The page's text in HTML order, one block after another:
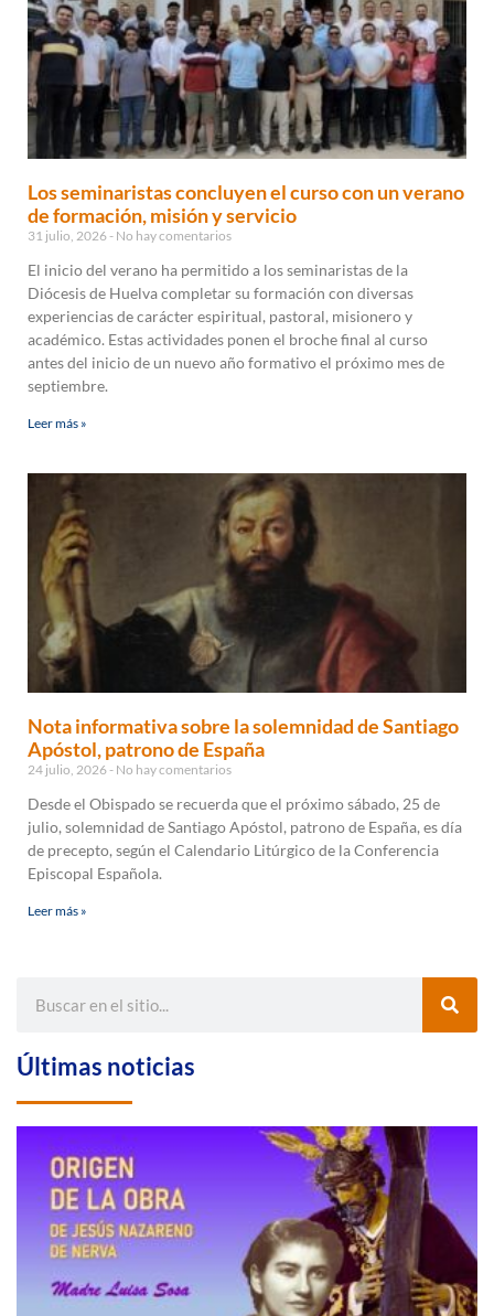
Los seminaristas concluyen el curso con un verano
de formación, misión y servicio
31 julio, 2026 No hay comentarios
El inicio del verano ha permitido a los seminaristas de la
Diócesis de Huelva completar su formación con diversas
experiencias de carácter espiritual, pastoral, misionero y
académico. Estas actividades ponen el broche final al curso
antes del inicio de un nuevo año formativo el próximo mes de
septiembre.
Leer más »
Nota informativa sobre la solemnidad de Santiago
Apóstol, patrono de España
24 julio, 2026 No hay comentarios
Desde el Obispado se recuerda que el próximo sábado, 25 de
julio, solemnidad de Santiago Apóstol, patrono de España, es día
de precepto, según el Calendario Litúrgico de la Conferencia
Episcopal Española.
Leer más »
Últimas noticias